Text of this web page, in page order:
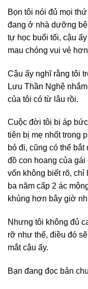
Bọn tôi nói đủ mọi
đang ở nhà dưỡng
tự học buổi tối, cậu
mau chóng vui vẻ
Cậu ấy nghĩ rằng tôi
Lưu Thần Nghệ
của tôi có từ lâu rồi.
Cuộc đời tôi bị áp
tiên bị mẹ nhốt trong
bỏ đi, cũng có thể
đồ con hoang của
vốn không biết rõ,
ba năm cấp 2 ác
khủng hơn bây giờ
Nhưng tôi không đủ
rỡ như thế, điều đó
mắt cậu ấy.
Bạn đang đọc bản